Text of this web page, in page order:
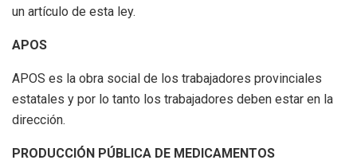
un artículo de esta ley.
APOS
APOS es la obra social de los trabajadores provinciales
estatales y por lo tanto los trabajadores deben estar en la
dirección.
PRODUCCIÓN PÚBLICA DE MEDICAMENTOS